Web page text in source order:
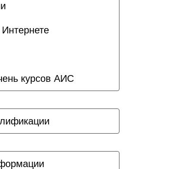
курсов АИС